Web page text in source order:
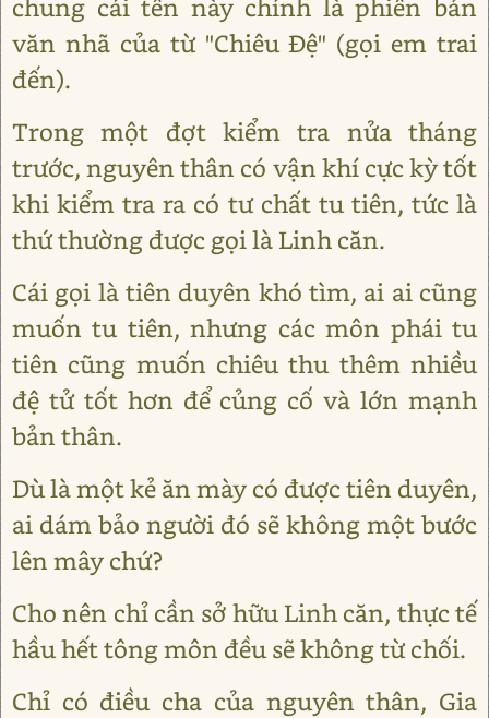
chung cái tên này chính là phiên bản
văn nhã của từ "Chiêu Đệ" (gọi em trai
đến).
Trong một đợt kiểm tra nửa tháng
trước, nguyên thân có vận khí cực kỳ tốt
khi kiểm tra ra có tư chất tu tiên, tức là
thứ thường được gọi là Linh căn.
Cái gọi là tiên duyên khó tìm, ai ai cũng
muốn tu tiên, nhưng các môn phái tu
tiên cũng muốn chiêu thu thêm nhiều
đệ tử tốt hơn để củng cố và lớn mạnh
bản thân.
Dù là một kẻ ăn mày có được tiên duyên,
ai dám bảo người đó sẽ không một bước
lên mây chứ?
Cho nên chỉ cần sở hữu Linh căn, thực tế
hầu hết tông môn đều sẽ không từ chối.
Chỉ có điều cha của nguyên thân, Gia